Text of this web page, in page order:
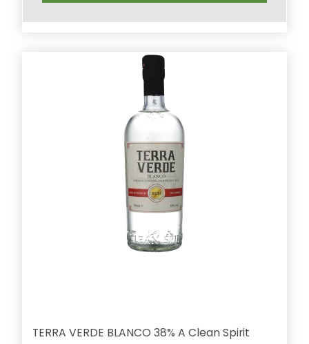
TERRA VERDE BLANCO 38% A Clean Spirit